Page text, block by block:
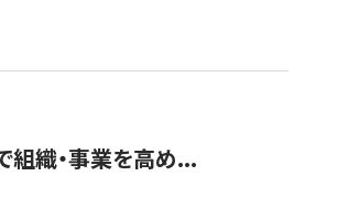
組織・事業を高め...